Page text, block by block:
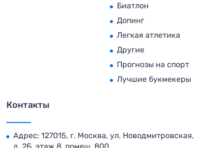
Биатлон
Допинг
Легкая атлетика
Другие
Прогнозы на спорт
Лучшие букмекеры
Контакты
Адрес: 127015, г. Москва, ул. Новодмитровская,